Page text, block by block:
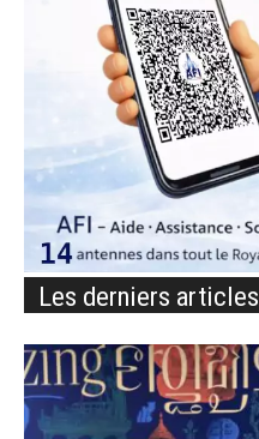
Les derniers articles